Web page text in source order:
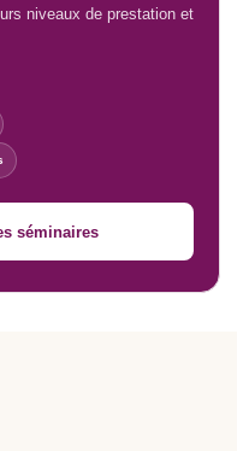
niveaux de prestation et
séminaires